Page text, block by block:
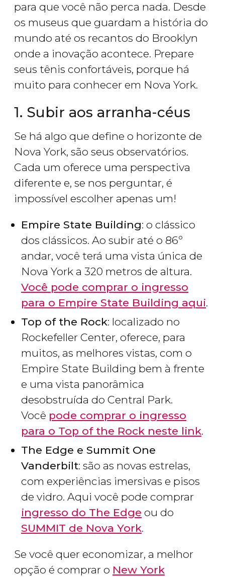
para que você não perca nada. Desde
os museus que guardam a história do
mundo até os recantos do Brooklyn
onde a inovação acontece. Prepare
seus tênis confortáveis, porque há
muito para conhecer em Nova York.
1. Subir aos arranha-céus
Se há algo que define o horizonte de
Nova York, são seus observatórios.
Cada um oferece uma perspectiva
diferente e, se nos perguntar, é
impossível escolher apenas um!
Empire State Building: o clássico
dos clássicos. Ao subir até o 86º
andar, você terá uma vista única de
Nova York a 320 metros de altura.
Você pode comprar o ingresso
para o Empire State Building aqui.
Top of the Rock: localizado no
Rockefeller Center, oferece, para
muitos, as melhores vistas, com o
Empire State Building bem à frente
e uma vista panorâmica
desobstruída do Central Park.
Você pode comprar o ingresso
para o Top of the Rock neste link.
The Edge e Summit One
Vanderbilt: são as novas estrelas,
com experiências imersivas e pisos
de vidro. Aqui você pode comprar
ingresso do The Edge ou do
SUMMIT de Nova York.
Se você quer economizar, a melhor
opção é comprar o New York